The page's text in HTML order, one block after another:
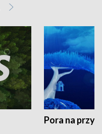
Pora na